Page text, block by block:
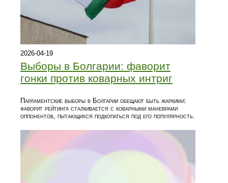
2026-04-19
Выборы в Болгарии: фаворит
гонки против коварных интриг
Парламентские выборы в Болгарии обещают быть жаркими:
фаворит рейтинга сталкивается с коварными маневрами
оппонентов, пытающихся подкопаться под его популярность.